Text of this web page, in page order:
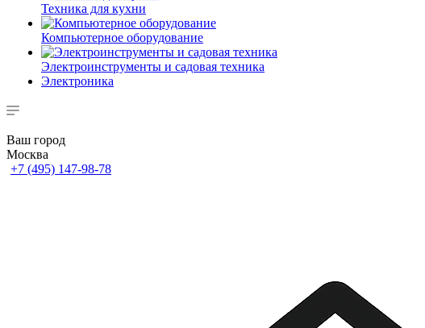
Техника для кухни
Компьютерное оборудование
Электроинструменты и садовая техника
Электроника
Ваш город
Москва
+7 (495) 147-98-78